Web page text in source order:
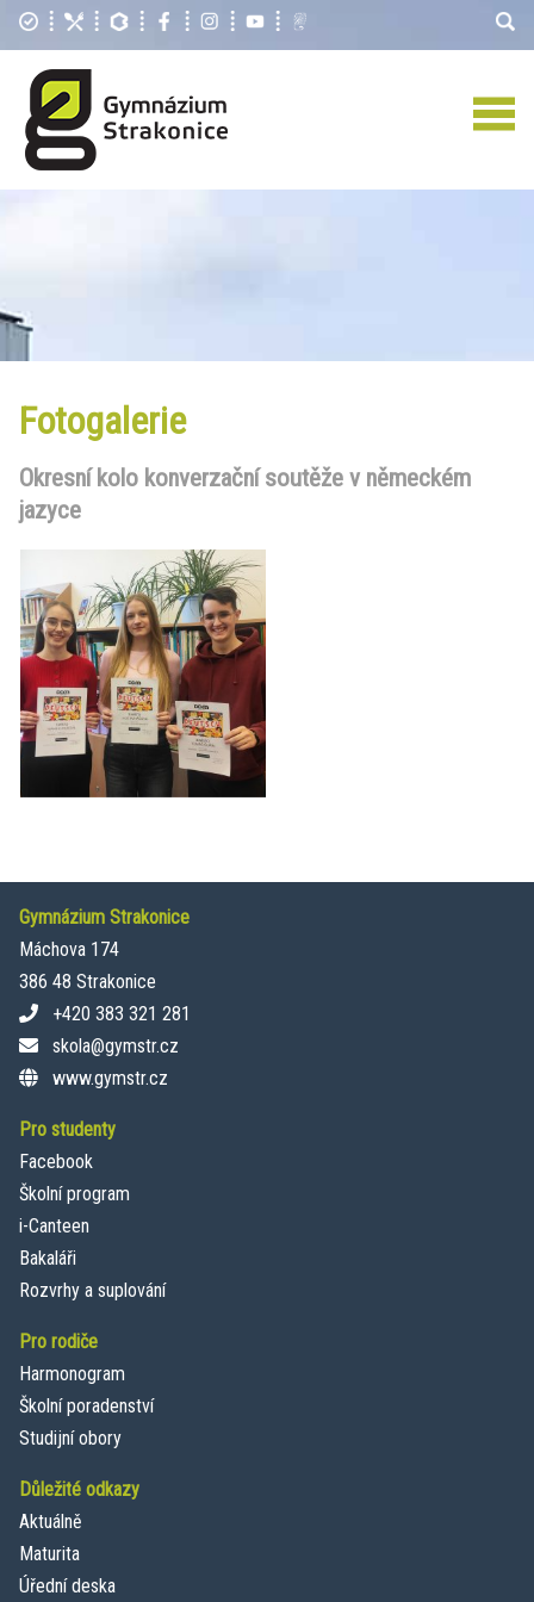
Fotogalerie
Okresní kolo konverzační soutěže v německém
jazyce
Gymnázium Strakonice
Máchova 174
386 48 Strakonice
+420 383 321 281
skola@gymstr.cz
www.gymstr.cz
Pro studenty
Facebook
Školní program
i-Canteen
Bakaláři
Rozvrhy a suplování
Pro rodiče
Harmonogram
Školní poradenství
Studijní obory
Důležité odkazy
Aktuálně
Maturita
Úřední deska